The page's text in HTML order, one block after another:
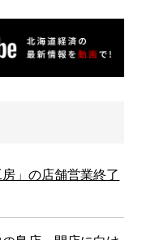
」の店舗営業終了